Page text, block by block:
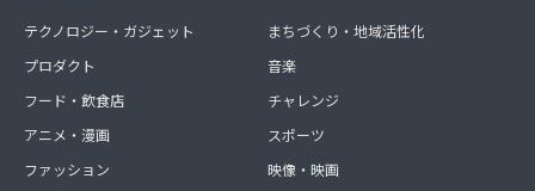
テクノロジー・ガジェット
プロダクト
フード・飲食店
アニメ・漫画
ファッション
まちづくり・地域活性化
音楽
チャレンジ
スポーツ
映像・映画